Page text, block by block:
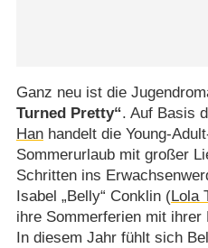
Ganz neu ist die
Turned Pretty“. Auf Basis
Hanhandelt die Young-
Sommerurlaub mit großer
Schritten ins
Isabel „Belly“ Conklin (Lola
ihre Sommerferien mit
In diesem Jahr fühlt sich